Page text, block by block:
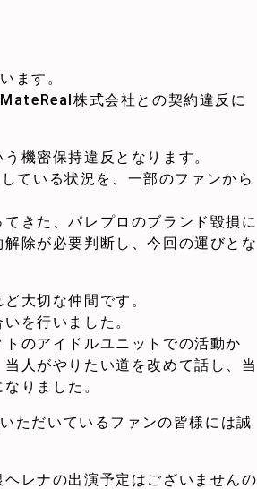
ます。
株式会社との契約違反に
機密保持違反となります。
ている状況を、一部のファンから
きた、パレプロのブランド毀損に
除が必要判断し、今回の運びとな
大切な仲間です。
を行いました。
のアイドルユニットでの活動か
人がやりたい道を改めて話し、当
りました。
ただいているファンの皆様には誠
レナの出演予定はございませんの